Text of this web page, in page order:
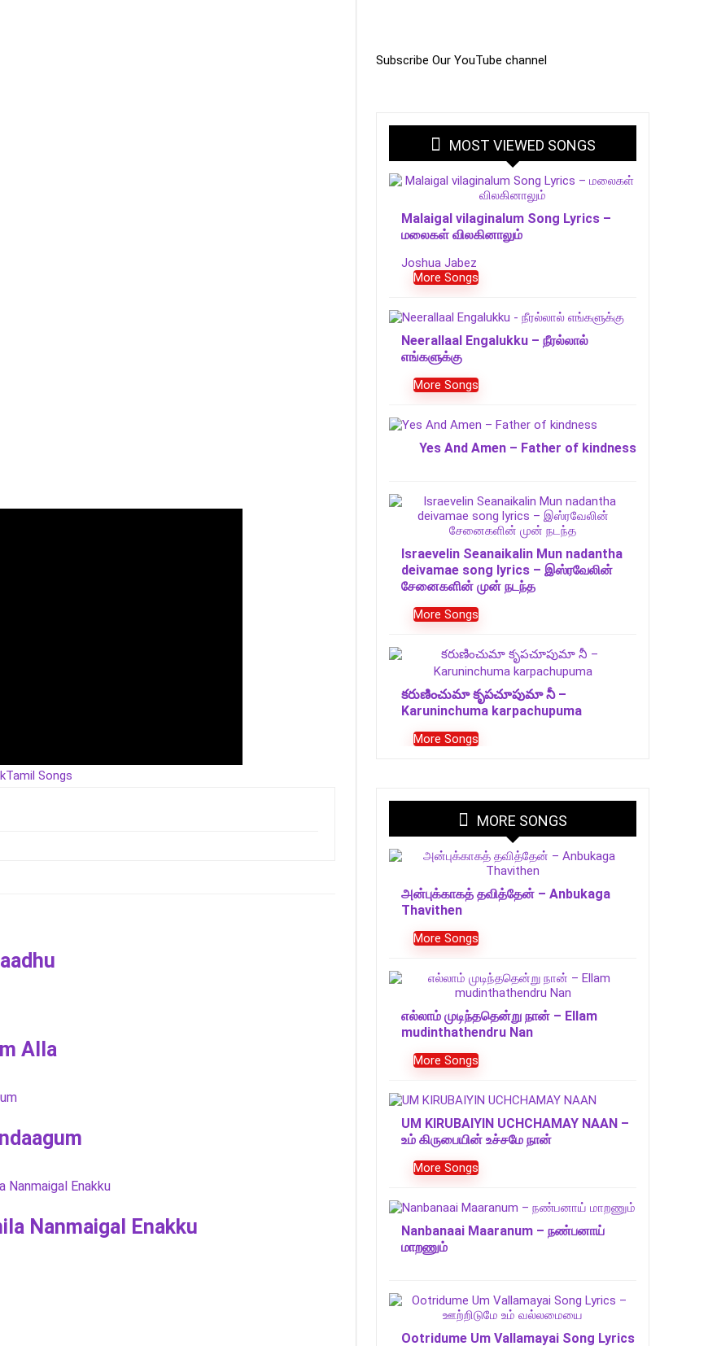
Tamil Songs
Alla
Nanmaigal Enakku
Subscribe Our YouTube channel
MOST VIEWED SONGS
Malaigal vilaginalum Song Lyrics –
மலைகள் விலகினாலும்
Joshua Jabez
More Songs
Neerallaal Engalukku – நீரல்லால்
எங்களுக்கு
More Songs
Yes And Amen – Father of kindness
Israevelin Seanaikalin Mun nadantha
deivamae song lyrics – இஸ்ரவேலின்
சேனைகளின் முன் நடந்த
More Songs
కరుణించుమా కృపచూపుమా నీ –
Karuninchuma karpachupuma
More Songs
MORE SONGS
அன்புக்காகத் தவித்தேன் – Anbukaga
Thavithen
More Songs
எல்லாம் முடிந்ததென்று நான் – Ellam
mudinthathendru Nan
More Songs
UM KIRUBAIYIN UCHCHAMAY NAAN –
உம் கிருபையின் உச்சமே நான்
More Songs
Nanbanaai Maaranum – நண்பனாய்
மாறணும்
Ootridume Um Vallamayai Song Lyrics